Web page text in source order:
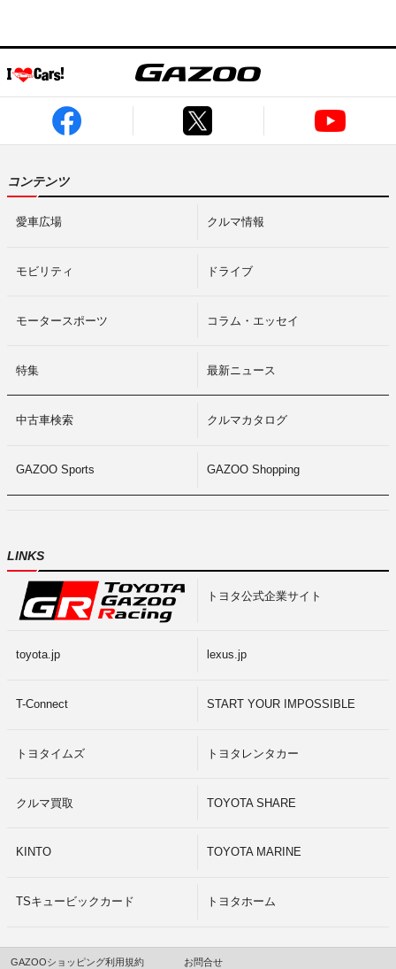
コンテンツ
愛車広場 クルマ情報
モビリティ ドライブ
モータースポーツ コラム・エッセイ
特集 最新ニュース
中古車検索 クルマカタログ
GAZOO Sports GAZOO Shopping
LINKS
トヨタ公式企業サイト
toyota.jp lexus.jp
T-Connect START YOUR IMPOSSIBLE
トヨタイムズ トヨタレンタカー
クルマ買取 TOYOTA SHARE
KINTO TOYOTA MARINE
TSキュービックカード トヨタホーム
GAZOOショッピング利用規約 お問合せ